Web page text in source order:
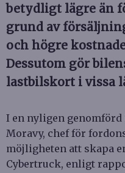
betydligt lägre än
grund av
och högre
Dessutom gör
lastbilskort i vissa
I en nyligen
Moravy, chef för
möjligheten att skapa
Cybertruck, enligt